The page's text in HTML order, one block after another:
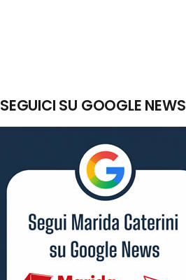
SEGUICI SU GOOGLE NEWS